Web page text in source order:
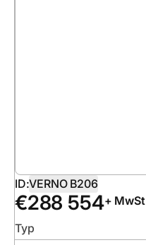
ID:VERNO B206
€288 554+ MwSt
Typ